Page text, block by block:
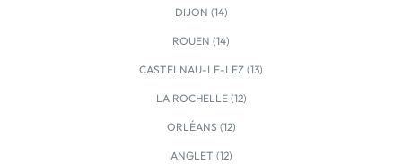
DIJON (14)
ROUEN (14)
CASTELNAU-LE-LEZ (13)
LA ROCHELLE (12)
ORLÉANS (12)
ANGLET (12)